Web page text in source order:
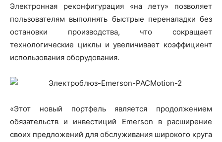
Электронная реконфигурация «на лету» позволяет
пользователям выполнять быстрые переналадки без
остановки производства, что сокращает
технологические циклы и увеличивает коэффициент
использования оборудования.
«Этот новый портфель является продолжением
обязательств и инвестиций Emerson в расширение
своих предложений для обслуживания широкого круга